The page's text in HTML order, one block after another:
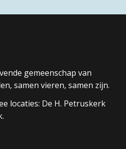
gemeenschap van
samen vieren, samen zijn.
locaties: De H. Petruskerk